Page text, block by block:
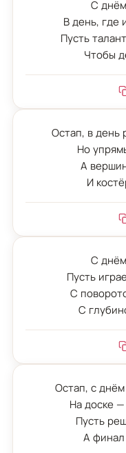
С
В день, где
Пусть
Чтобы
Остап, в день
Но
А
И
С
Пусть
С
С
Остап, с
На доске
Пусть
А финал